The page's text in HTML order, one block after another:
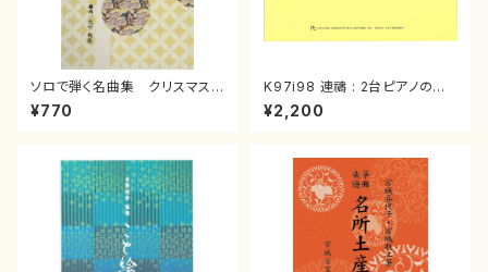
ソロで弾く名曲集 クリスマス・
イブ／恋人がサンタクロース(
箏独奏 /大平光美 編曲/楽
¥770
K97i98 連禱 : 2台ピアノのた
めの（2 Pianos / 菊池 幸夫 /
楽譜）
¥2,200